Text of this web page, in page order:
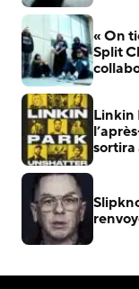
« On
Split
Linkin
sortira